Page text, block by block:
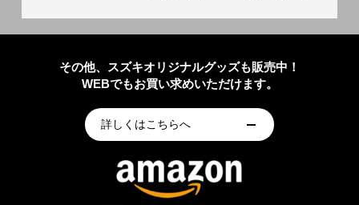
その他、スズキオリジナルグッズも販売中！
WEBでもお買い求めいただけます。
詳しくはこちらへ